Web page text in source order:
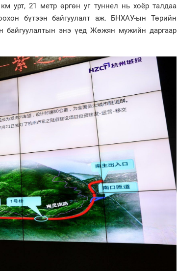
урт, 21 метр өргөн уг туннел нь хоёр талдаа
бүтээн байгуулалт аж. БНХАУ-ын Төрийн
байгуулалтын энэ үед Жөжян мужийн даргаар